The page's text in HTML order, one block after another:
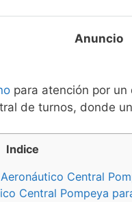
para atención por
de turnos, donde
Indice
Central
Central Pompeya